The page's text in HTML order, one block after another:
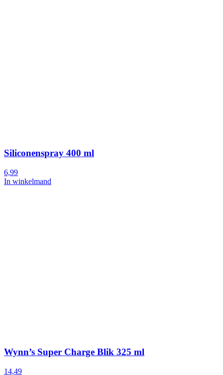
Siliconenspray 400 ml
6,99
In winkelmand
Wynn’s Super Charge Blik 325 ml
14,49